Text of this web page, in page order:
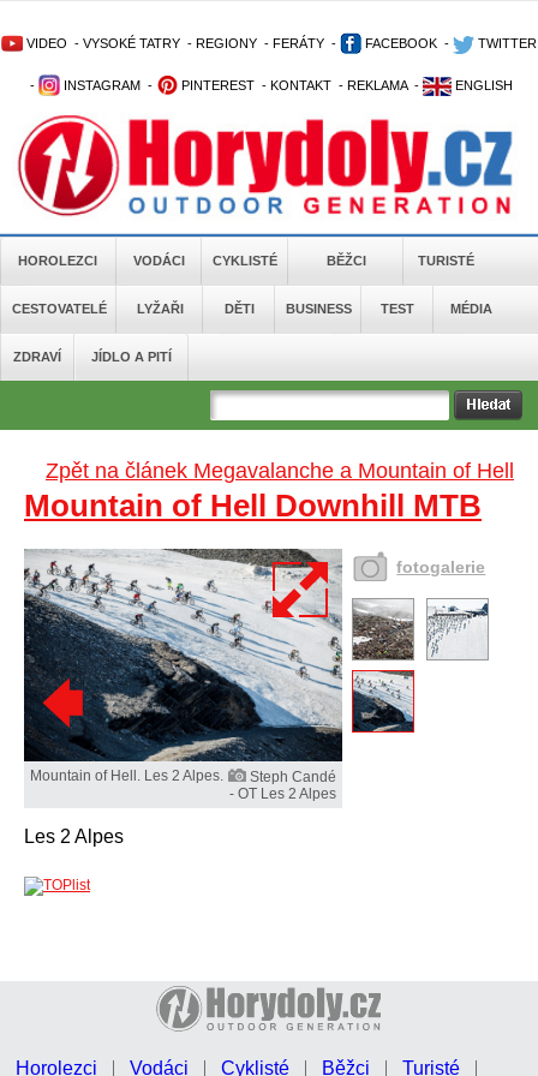
VIDEO - VYSOKÉ TATRY - REGIONY - FERÁTY - FACEBOOK - TWITTER
- INSTAGRAM - PINTEREST - KONTAKT - REKLAMA - ENGLISH
HOROLEZCI VODÁCI CYKLISTÉ BĚŽCI TURISTÉ
CESTOVATELÉ LYŽAŘI DĚTI BUSINESS TEST MÉDIA
ZDRAVÍ JÍDLO A PITÍ
Zpět na článek Megavalanche a Mountain of Hell
Mountain of Hell Downhill MTB
Mountain of Hell. Les 2 Alpes.
Steph Candé
- OT Les 2 Alpes
Les 2 Alpes
fotogalerie
Horolezci Vodáci Cyklisté Běžci Turisté